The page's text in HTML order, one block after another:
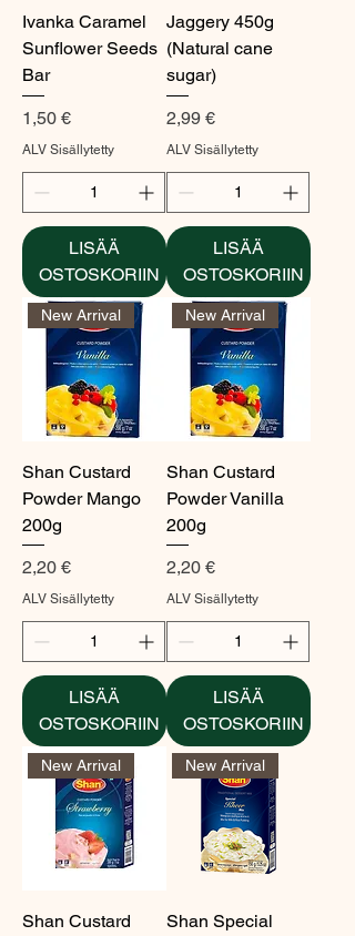
Ivanka Caramel
Sunflower Seeds
Bar
Hinta
1,50 €
ALV Sisällytetty
LISÄÄ
OSTOSKORIIN
Jaggery 450g
(Natural cane
sugar)
Hinta
2,99 €
ALV Sisällytetty
LISÄÄ
OSTOSKORIIN
New Arrival
Shan Custard
Powder Mango
200g
Hinta
2,20 €
ALV Sisällytetty
LISÄÄ
OSTOSKORIIN
New Arrival
Shan Custard
Powder Vanilla
200g
Hinta
2,20 €
ALV Sisällytetty
LISÄÄ
OSTOSKORIIN
New Arrival
Shan Custard
New Arrival
Shan Special